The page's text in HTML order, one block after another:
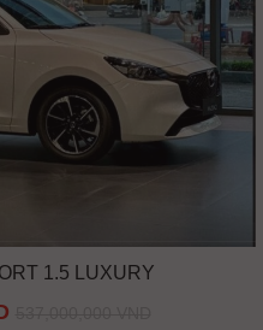
1.5 LUXURY